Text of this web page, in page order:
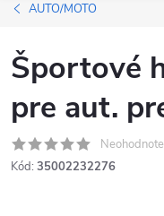
AUTO/MOTO
Športové
pre aut.
Kód: 35002232276